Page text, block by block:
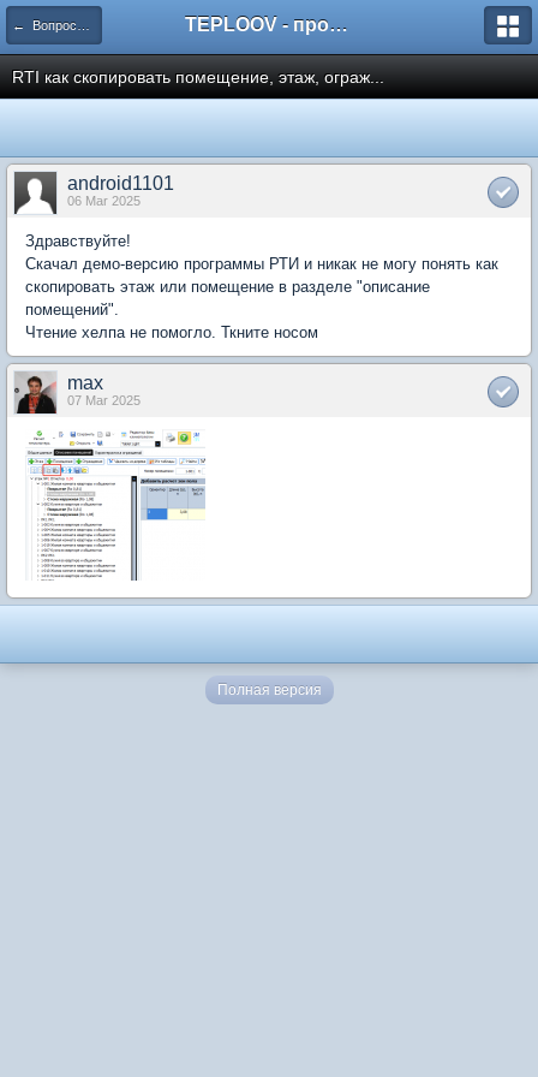
← Вопросы и ответы пользователей TEPLOOV - программный комплекс для расчёта систем отопления и вентиляции
RTI как скопировать помещение, этаж, ограж...
android1101
06 Mar 2025
Здравствуйте!
Скачал демо-версию программы РТИ и никак не могу понять как
скопировать этаж или помещение в разделе "описание
помещений".
Чтение хелпа не помогло. Ткните носом
max
07 Mar 2025
Полная версия